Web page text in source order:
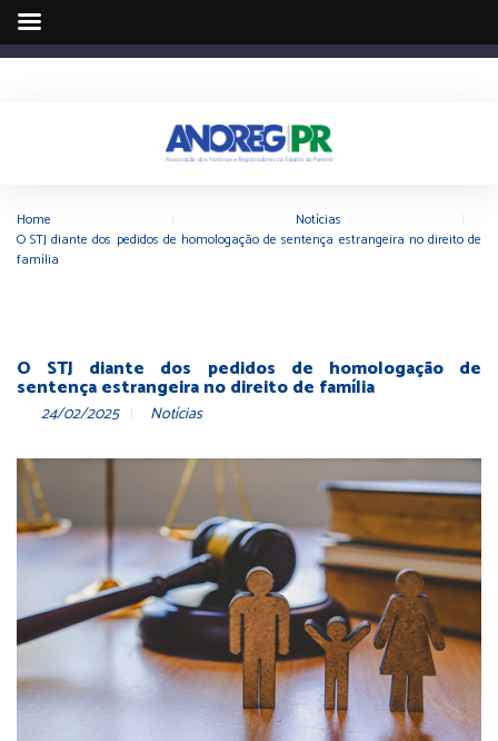
Home Notícias
O STJ diante dos pedidos de homologação de sentença estrangeira no direito de
família
O STJ diante dos pedidos de homologação de
sentença estrangeira no direito de família
24/02/2025 Notícias